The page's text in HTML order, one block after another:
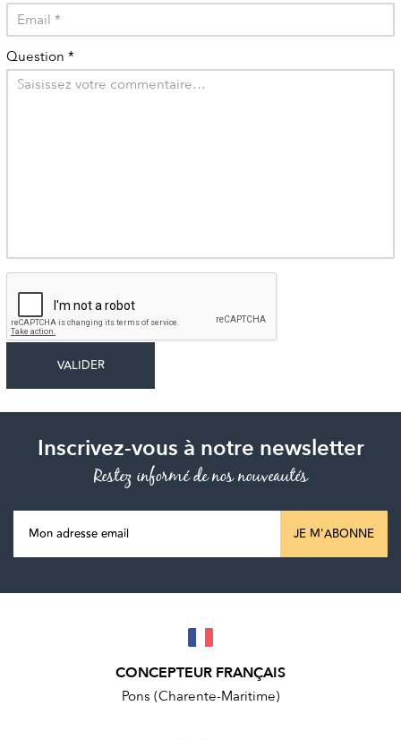
Question *
Inscrivez-vous à notre newsletter
Restez informé de nos nouveautés
JE M'ABONNE
CONCEPTEUR FRANÇAIS
Pons (Charente-Maritime)